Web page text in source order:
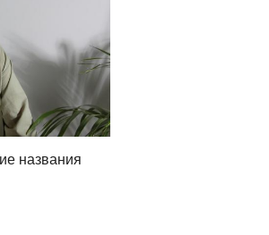
названия